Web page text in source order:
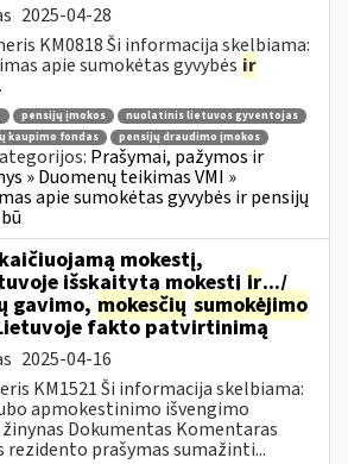
2025-04-28
KM0818 Ši informacija skelbiama:
apie sumokėtas gyvybės ir
pensijų įmokos
nuolatinis lietuvos gyventojas
kaupimo fondas pensijų draudimo įmokos
Prašymai, pažymos ir
» Duomenų teikimas VMI »
apie sumokėtas gyvybės ir pensijų
mokestį,
išskaitytą mokestį ir.../
gavimo, mokesčių sumokėjimo
fakto patvirtinimą
2025-04-16
KM1521 Ši informacija skelbiama:
apmokestinimo išvengimo
Dokumentas Komentaras
rezidento prašymas sumažinti...